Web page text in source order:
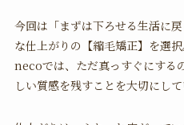
今回は「まずは下ろせる生活に
な仕上がりの【縮毛矯正】を選択
necoでは、ただ真っすぐにする
しい質感を残すことを大切にして